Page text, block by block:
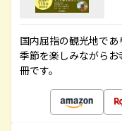
国内屈指の観光地であ
季節を楽しみながら
冊です。